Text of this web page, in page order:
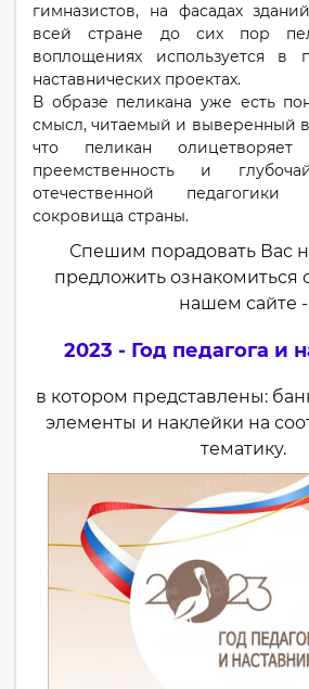
гимназистов, на фасадах
всей стране до сих пор
воплощениях используется в
наставнических проектах.
В образе пеликана уже есть
смысл, читаемый и выверенный
что пеликан
преемственность и
отечественной
сокровища страны.
Спешим порадовать Вас
предложить ознакомиться
нашем сайте -
2023 - Год педагога и
в котором представлены:
элементы и наклейки на
тематику.